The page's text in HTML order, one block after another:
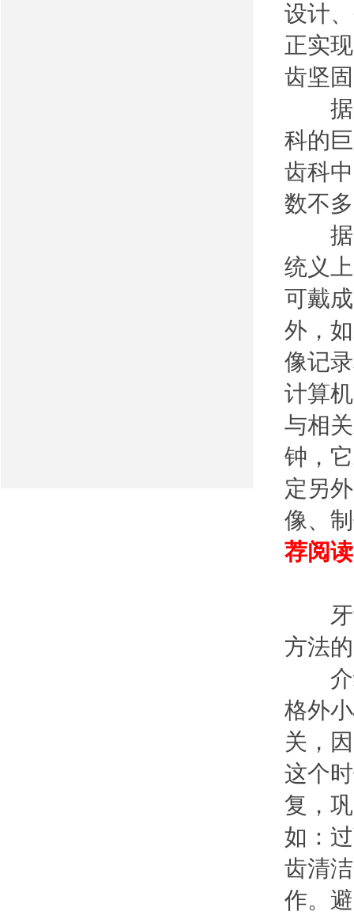
设计
正实
齿坚
据成
科的
齿科
数不
据了
统义
可戴
外，
像记
计算
与相
钟，
定另
像、
荐阅
牙齿
方法
介绍
格外
关，
这个
复，
如：
齿清
作。